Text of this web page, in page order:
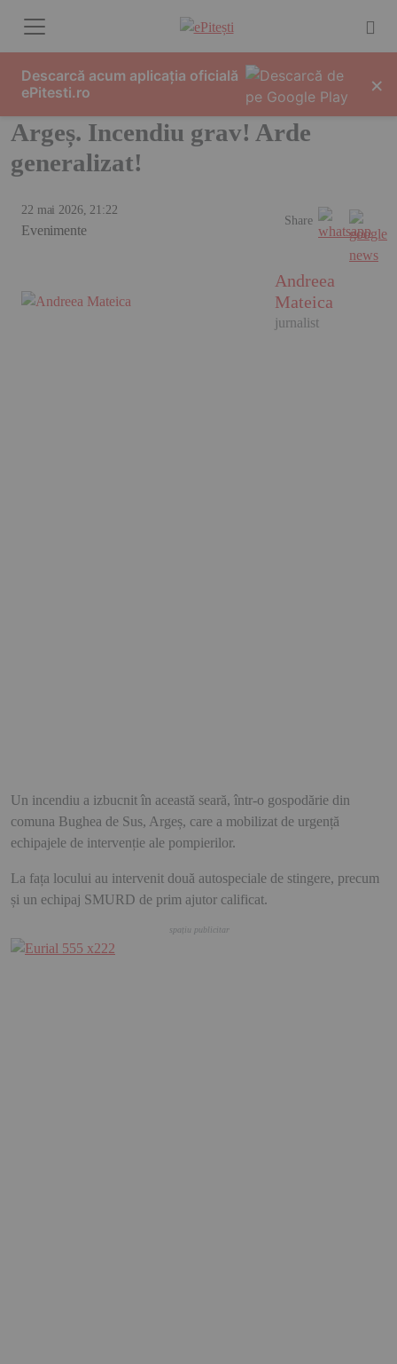
Argeș. Incendiu grav! Arde
generalizat!
22 mai 2026, 21:22
Evenimente
Share
Andreea
Mateica
jurnalist
Un incendiu a izbucnit în această seară, într-o gospodărie din
comuna Bughea de Sus, Argeș, care a mobilizat de urgență
echipajele de intervenție ale pompierilor.
La fața locului au intervenit două autospeciale de stingere, precum
și un echipaj SMURD de prim ajutor calificat.
Descarcă acum aplicația oficială
ePitesti.ro
×